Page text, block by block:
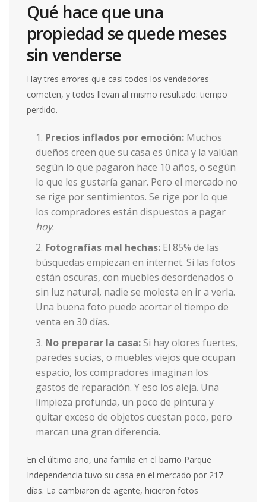
Qué hace que una
propiedad se quede meses
sin venderse
Hay tres errores que casi todos los vendedores
cometen, y todos llevan al mismo resultado: tiempo
perdido.
Precios inflados por emoción: Muchos
dueños creen que su casa es única y la valúan
según lo que pagaron hace 10 años, o según
lo que les gustaría ganar. Pero el mercado no
se rige por sentimientos. Se rige por lo que
los compradores están dispuestos a pagar
hoy.
Fotografías mal hechas: El 85% de las
búsquedas empiezan en internet. Si las fotos
están oscuras, con muebles desordenados o
sin luz natural, nadie se molesta en ir a verla.
Una buena foto puede acortar el tiempo de
venta en 30 días.
No preparar la casa:Si hay olores fuertes,
paredes sucias, o muebles viejos que ocupan
espacio, los compradores imaginan los
gastos de reparación. Y eso los aleja. Una
limpieza profunda, un poco de pintura y
quitar exceso de objetos cuestan poco, pero
marcan una gran diferencia.
En el último año, una familia en el barrio Parque
Independencia tuvo su casa en el mercado por 217
días. La cambiaron de agente, hicieron fotos